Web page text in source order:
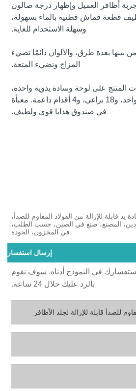
أظافر العميل وإظهار درجة صالون
قطعة قماش قطنية بالماء بسهولة،
وسهلة الاستخدام للغاية.
من بينها بعدة طرق، والألوان دائمًا تضيء
المزاج وتضيء المتعة.
المنتج على لوحة وسادة يدوية واحدة،
ومفتاح ربط سداسي واحد، و18 براغي، و4 أقدام داعمة. معبأة
في صندوق هدايا قوي ولطيف.
يد قابلة للإزالة من الفولاذ المقاوم للصدأ،
المصنع، صنع في الصين، حسب الطلب،
في المخزون، الجودة
إرسال استفسار
استفسارك في النموذج أدناه. سوف نقوم
بالرد عليك خلال 24 ساعة.